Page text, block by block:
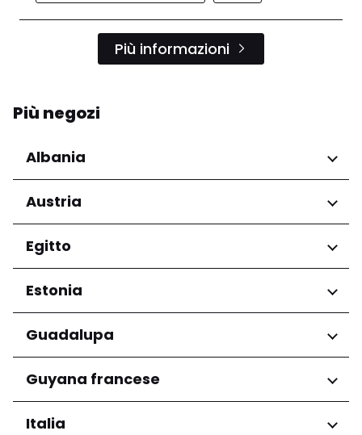
Più informazioni
Più negozi
Albania
Regioni
Qarku i Tiranës
Austria
Regioni
Niederösterreich
Salzburg
Wien
Egitto
Regioni
Governatorato del Cairo
Estonia
Regioni
Harju maakond
Tartu maakond
Guadalupa
Regioni
Grande-Terre
Guyana francese
Regioni
Italia